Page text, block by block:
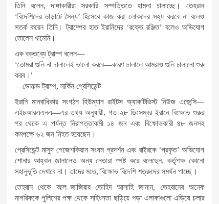
তিনি বলেন, দাঙ্গাকারীরা সরকারি সম্পত্তিতে হামলা চালাচ্ছে। তেহরান
‘বিদেশিদের ভাড়াটে সৈন্য’ হিসেবে কাজ করা লোকদের সহ্য করবে না বলেও
সতর্ক করেন তিনি। ট্রাম্পের হাত ইরানিদের ‘রক্তে রঞ্জিত’ বলেও অভিযোগ
তোলেন খামেনি।
এক বক্তব্যে ট্রাম্প বলেন—
‘তোমরা গুলি না চালালেই ভালো করবে—কারণ চালালে আমরাও গুলি চালানো শুরু
করব।’
—ডোনাল্ড ট্রাম্প, মার্কিন প্রেসিডেন্ট
ইরানি মানবাধিকার সংগঠন হিউম্যান রাইটস অ্যাকটিভিস্ট নিউজ এজেন্সি—
এইচআরএএনএ—এর তথ্য অনুযায়ী, গত ২৮ ডিসেম্বর ইরানে বিক্ষোভ শুরুর
পর থেকে এ পর্যন্ত নিরাপত্তাকর্মী ১৪ জন এবং বিক্ষোভকারী ৪৮ জনসহ
কমপক্ষে ৬২ জন নিহত হয়েছেন।
প্রেসিডেন্ট মাসুদ পেজেশকিয়ান সংযম প্রদর্শন এবং রাষ্ট্রকে ‘প্রকৃত’ অভিযোগ
শোনার আহ্বান জানালেও অন্য নেতারা স্পষ্ট করে বলেছেন, কর্তৃপক্ষ কোনো
সহানুভূতি দেখাবে না। তাদের মতে, বিক্ষোভ বিদেশি শত্রুদের সমর্থন পাচ্ছে।
তেহরান থেকে আল–জাজিরার তোহিদ আসাহি জানান, তেহরানের অনেক
নাগরিককে পুলিশের পক্ষ থেকে সহিংসতা ছড়িয়ে পড়া এলাকাগুলো এড়িয়ে চলার